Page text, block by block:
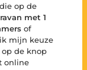
op de
met 1
of
mijn keuze
de knop
online